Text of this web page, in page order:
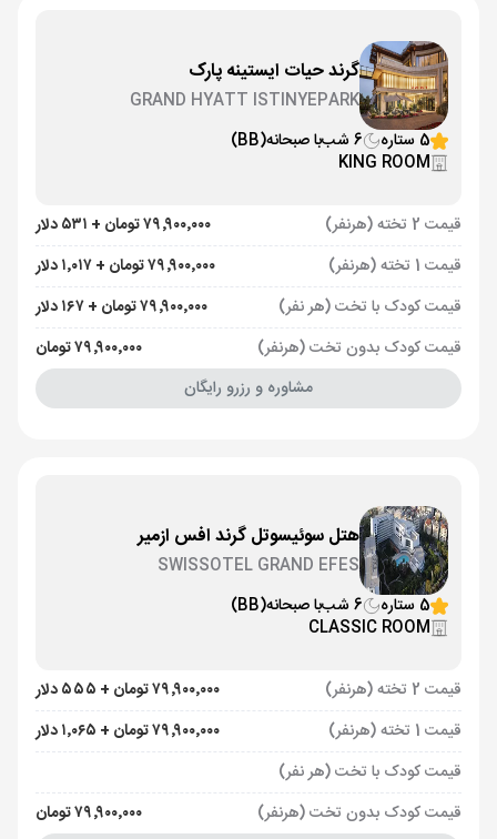
گرند حیات ایستینه پارک
GRAND HYATT ISTINYEPARK
5 ستاره
6 شب با صبحانه(BB)
KING ROOM
قیمت 2 تخته (هرنفر)
۷۹٬۹۰۰٬۰۰۰ تومان + ۵۳۱ دلار
قیمت 1 تخته (هرنفر)
۷۹٬۹۰۰٬۰۰۰ تومان + ۱٬۰۱۷ دلار
قیمت کودک با تخت (هر نفر)
۷۹٬۹۰۰٬۰۰۰ تومان + ۱۶۷ دلار
قیمت کودک بدون تخت (هرنفر)
۷۹٬۹۰۰٬۰۰۰ تومان
مشاوره و رزرو رایگان
هتل سوئیسوتل گرند افس ازمیر
SWISSOTEL GRAND EFES
5 ستاره
6 شب با صبحانه(BB)
CLASSIC ROOM
قیمت 2 تخته (هرنفر)
۷۹٬۹۰۰٬۰۰۰ تومان + ۵۵۵ دلار
قیمت 1 تخته (هرنفر)
۷۹٬۹۰۰٬۰۰۰ تومان + ۱٬۰۶۵ دلار
قیمت کودک با تخت (هر نفر)
قیمت کودک بدون تخت (هرنفر)
۷۹٬۹۰۰٬۰۰۰ تومان